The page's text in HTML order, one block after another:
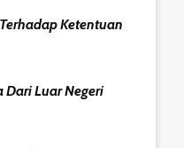
Ketentuan
Dari Luar Negeri